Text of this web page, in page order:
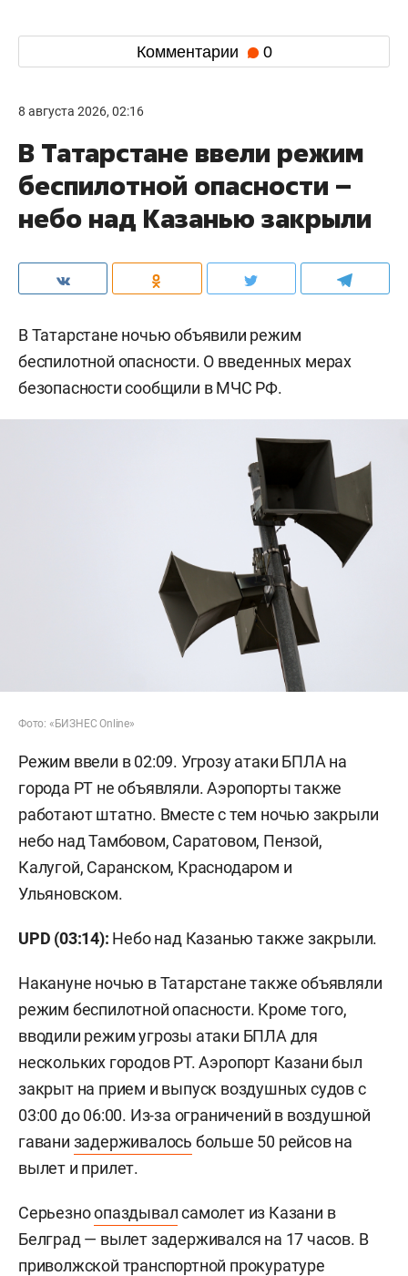
Комментарии 0
8 августа 2026, 02:16
В Татарстане ввели режим
беспилотной опасности –
небо над Казанью закрыли
В Татарстане ночью объявили режим
беспилотной опасности. О введенных мерах
безопасности сообщили в МЧС РФ.
Фото: «БИЗНЕС Online»
Режим ввели в 02:09. Угрозу атаки БПЛА на
города РТ не объявляли. Аэропорты также
работают штатно. Вместе с тем ночью закрыли
небо над Тамбовом, Саратовом, Пензой,
Калугой, Саранском, Краснодаром и
Ульяновском.
UPD (03:14): Небо над Казанью также закрыли.
Накануне ночью в Татарстане также объявляли
режим беспилотной опасности. Кроме того,
вводили режим угрозы атаки БПЛА для
нескольких городов РТ. Аэропорт Казани был
закрыт на прием и выпуск воздушных судов с
03:00 до 06:00. Из-за ограничений в воздушной
гавани задерживалось больше 50 рейсов на
вылет и прилет.
Серьезноопаздывалсамолет из Казани в
Белград — вылет задерживался на 17 часов. В
приволжской транспортной прокуратуре